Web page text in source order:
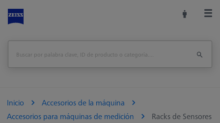
Inicio
Accesorios de la máquina
Accesorios para máquinas de medición
Racks de Sensores